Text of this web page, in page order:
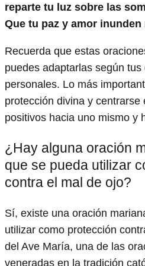
reparte tu luz sobre las
Que tu paz y amor
Recuerda que estas
puedes adaptarlas según
personales. Lo más
protección divina y
positivos hacia uno mismo y
¿Hay alguna oración
que se pueda utilizar
contra el mal de ojo?
Sí, existe una oración
utilizar como protección
del Ave María, una de las
veneradas en la tradición